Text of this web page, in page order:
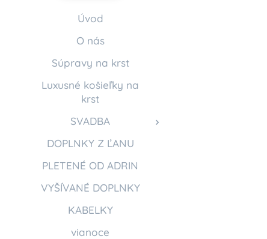
Úvod
O nás
Súpravy na krst
Luxusné košieľky na
krst
SVADBA
DOPLNKY Z ĽANU
PLETENÉ OD ADRIN
VYŠÍVANÉ DOPLNKY
KABELKY
vianoce